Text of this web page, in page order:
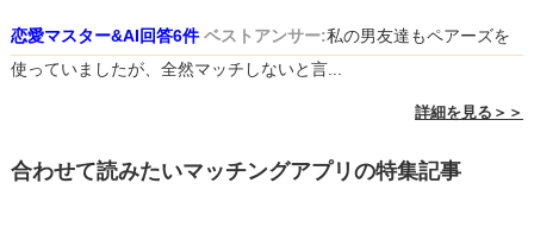
恋愛マスター&AI回答6件 ベストアンサー:私の男友達もペアーズを
使っていましたが、全然マッチしないと言...
詳細を見る＞＞
合わせて読みたいマッチングアプリの特集記事